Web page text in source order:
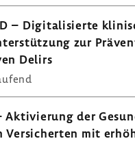
– Digi­ta­li­sierte
zur
Delirs
Akti­vie­rung der
Versi­cherten mit